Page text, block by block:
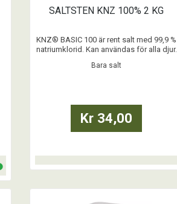
SALTSTEN KNZ 100% 2 KG
KNZ® BASIC 100 är rent salt med 99,9 %
natriumklorid. Kan användas för alla djur.
salt för djuren.
Bara salt
Kr 34,00
Köp